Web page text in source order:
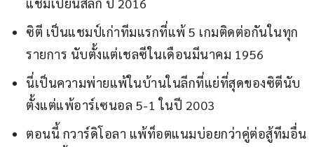
แชมเปี้ยนส์ลีก ปี 2016
ซิตี เป็นแชมป์เก่าทีมแรกที่แพ้ 5 เกมติดต่อกันในทุก
รายการ นับตั้งแต่เชลซีในเดือนมีนาคม 1956
นี่เป็นความพ่ายแพ้ในบ้านในลีกที่แย่ที่สุดของซิตีนับ
ตั้งแต่แพ้อาร์เซนอล 5-1 ในปี 2003
ตอนนี้ กวาร์ดิโอลา แพ้ท็อตแนมบ่อยกว่าคู่ต่อสู้ทีมอื่น